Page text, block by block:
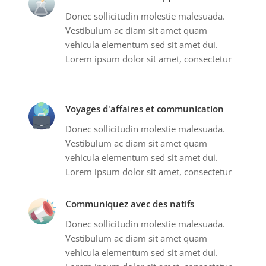
Donec sollicitudin molestie malesuada.
Vestibulum ac diam sit amet quam
vehicula elementum sed sit amet dui.
Lorem ipsum dolor sit amet, consectetur
Voyages d'affaires et communication
Donec sollicitudin molestie malesuada.
Vestibulum ac diam sit amet quam
vehicula elementum sed sit amet dui.
Lorem ipsum dolor sit amet, consectetur
Communiquez avec des natifs
Donec sollicitudin molestie malesuada.
Vestibulum ac diam sit amet quam
vehicula elementum sed sit amet dui.